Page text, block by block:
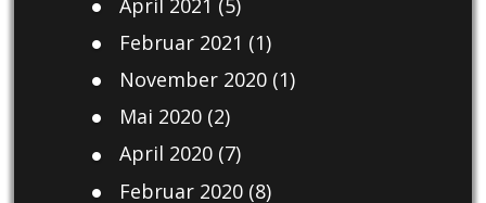
Februar 2021 (1)
November 2020(1)
Mai 2020(2)
April 2020(7)
Februar 2020(8)